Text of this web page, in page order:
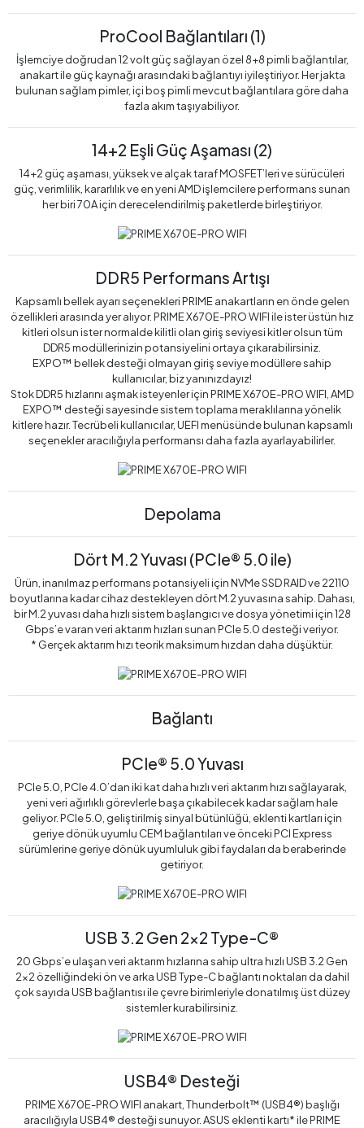
ProCool Bağlantıları (1)
İşlemciye doğrudan 12 volt güç sağlayan özel 8+8 pimli bağlantılar,
anakart ile güç kaynağı arasındaki bağlantıyı iyileştiriyor. Her jakta
bulunan sağlam pimler, içi boş pimli mevcut bağlantılara göre daha
fazla akım taşıyabiliyor.
14+2 Eşli Güç Aşaması (2)
14+2 güç aşaması, yüksek ve alçak taraf MOSFET’leri ve sürücüleri
güç, verimlilik, kararlılık ve en yeni AMD işlemcilere performans sunan
her biri 70A için derecelendirilmiş paketlerde birleştiriyor.
DDR5 Performans Artışı
Kapsamlı bellek ayarı seçenekleri PRIME anakartların en önde gelen
özellikleri arasında yer alıyor. PRIME X670E-PRO WIFI ile ister üstün hız
kitleri olsun ister normalde kilitli olan giriş seviyesi kitler olsun tüm
DDR5 modüllerinizin potansiyelini ortaya çıkarabilirsiniz.
EXPO™ bellek desteği olmayan giriş seviye modüllere sahip
kullanıcılar, biz yanınızdayız!
Stok DDR5 hızlarını aşmak isteyenler için PRIME X670E-PRO WIFI, AMD
EXPO™ desteği sayesinde sistem toplama meraklılarına yönelik
kitlere hazır. Tecrübeli kullanıcılar, UEFI menüsünde bulunan kapsamlı
seçenekler aracılığıyla performansı daha fazla ayarlayabilirler.
Depolama
Dört M.2 Yuvası (PCIe® 5.0 ile)
Ürün, inanılmaz performans potansiyeli için NVMe SSD RAID ve 22110
boyutlarına kadar cihaz destekleyen dört M.2 yuvasına sahip. Dahası,
bir M.2 yuvası daha hızlı sistem başlangıcı ve dosya yönetimi için 128
Gbps’e varan veri aktarım hızları sunan PCIe 5.0 desteği veriyor.
* Gerçek aktarım hızı teorik maksimum hızdan daha düşüktür.
Bağlantı
PCIe® 5.0 Yuvası
PCIe 5.0, PCIe 4.0’dan iki kat daha hızlı veri aktarım hızı sağlayarak,
yeni veri ağırlıklı görevlerle başa çıkabilecek kadar sağlam hale
geliyor. PCIe 5.0, geliştirilmiş sinyal bütünlüğü, eklenti kartları için
geriye dönük uyumlu CEM bağlantıları ve önceki PCI Express
sürümlerine geriye dönük uyumluluk gibi faydaları da beraberinde
getiriyor.
USB 3.2 Gen 2x2 Type-C®
20 Gbps’e ulaşan veri aktarım hızlarına sahip ultra hızlı USB 3.2 Gen
2x2 özelliğindeki ön ve arka USB Type-C bağlantı noktaları da dahil
çok sayıda USB bağlantısı ile çevre birimleriyle donatılmış üst düzey
sistemler kurabilirsiniz.
USB4® Desteği
PRIME X670E-PRO WIFI anakart, Thunderbolt™ (USB4®) başlığı
aracılığıyla USB4® desteği sunuyor. ASUS eklenti kartı* ile PRIME